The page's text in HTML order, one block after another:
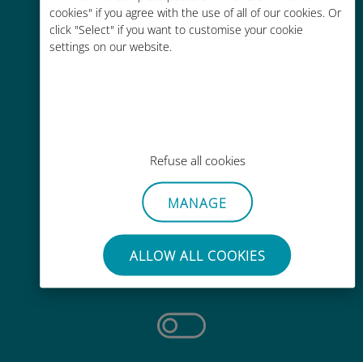
cookies" if you agree with the use of all of our cookies. Or
click "Select" if you want to customise your cookie
settings on our website.
Refuse all cookies
MANAGE
ALLOW ALL COOKIES
Fácil recarga
Sin esfuerzo
No es necesario retirar la tarjeta
SIM